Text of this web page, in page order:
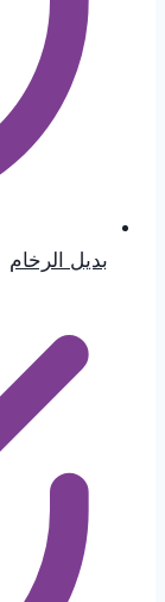
بديل الرخام